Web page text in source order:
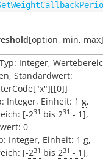
[option, min, max]
Integer,
Standardwert:
Integer, Einheit: 1 g,
[-231 bis 231 - 1],
0
Integer, Einheit: 1 g,
[-231 bis 231 - 1],